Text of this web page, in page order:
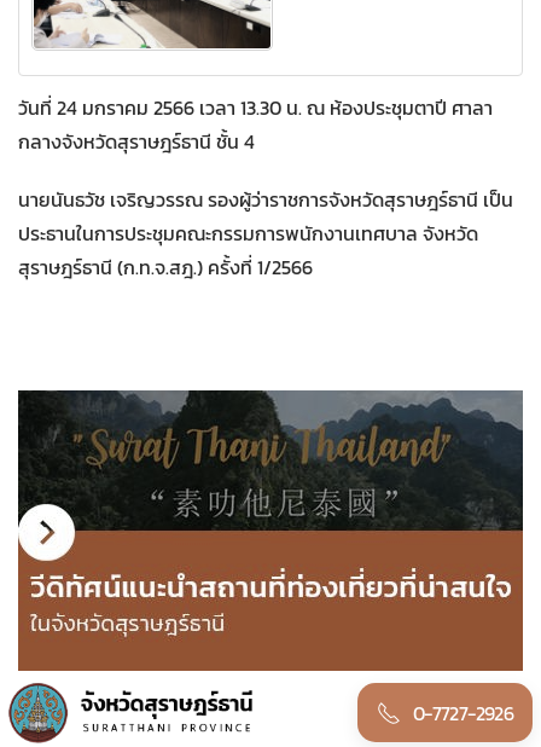
วันที่ 24 มกราคม 2566 เวลา 13.30 น. ณ ห้องประชุมตาปี ศาลา
กลางจังหวัดสุราษฎร์ธานี ชั้น 4
นายนันธวัช เจริญวรรณ รองผู้ว่าราชการจังหวัดสุราษฎร์ธานี เป็น
ประธานในการประชุมคณะกรรมการพนักงานเทศบาล จังหวัด
สุราษฎร์ธานี (ก.ท.จ.สฎ.) ครั้งที่ 1/2566
0-7727-2926